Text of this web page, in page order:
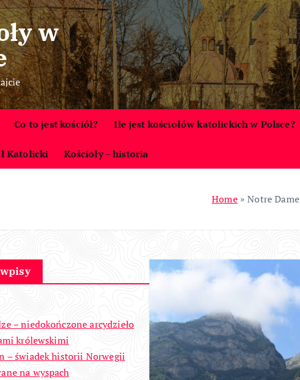
Co to jest kościół? Ile jest kościołów katolickich w Polsce?
Katolicki Kościoły – historia
Home»Notre Dame
– niedokończone arcydzieło
królewskimi
– świadek historii Norwegii
na wyspach